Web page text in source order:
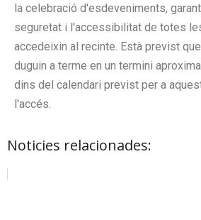
la celebració d'esdeveniments,
seguretat i l'accessibilitat de totes
accedeixin al recinte. Està previst
duguin a terme en un termini
dins del calendari previst per a
l'accés.
Noticies relacionades: